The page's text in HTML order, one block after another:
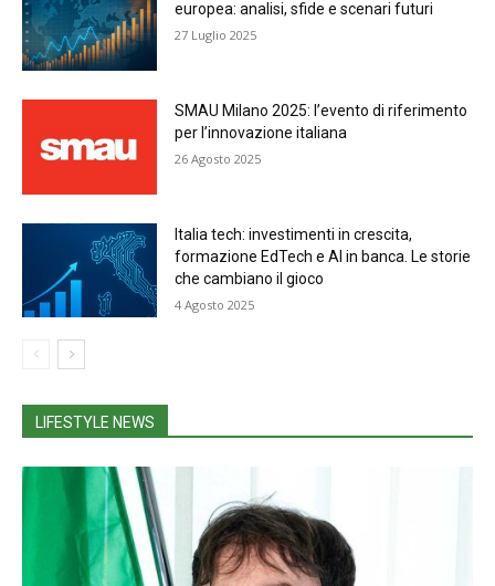
europea: analisi, sfide e scenari futuri
27 Luglio 2025
SMAU Milano 2025: l’evento di riferimento
per l’innovazione italiana
26 Agosto 2025
Italia tech: investimenti in crescita,
formazione EdTech e AI in banca. Le storie
che cambiano il gioco
4 Agosto 2025
LIFESTYLE NEWS